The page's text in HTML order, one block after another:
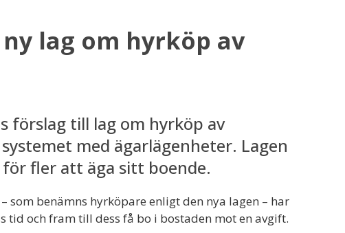
lag om hyrköp av
förslag till lag om hyrköp av
med ägarlägenheter. Lagen
fler att äga sitt boende.
som benämns hyrköpare enligt den nya lagen – har
tid och fram till dess få bo i bostaden mot en avgift.